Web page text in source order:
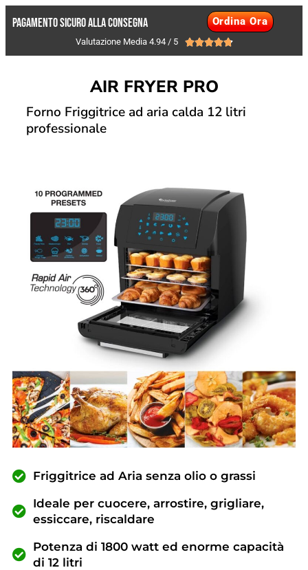
Pagamento Sicuro alla consegna Ordina Ora
Valutazione Media 4.94 / 5 
AIR FRYER PRO
Forno Friggitrice ad aria calda 12 litri
professionale
Friggitrice ad Aria senza olio o grassi
Ideale per cuocere, arrostire, grigliare,
essiccare, riscaldare
Potenza di 1800 watt ed enorme capacità
di 12 litri